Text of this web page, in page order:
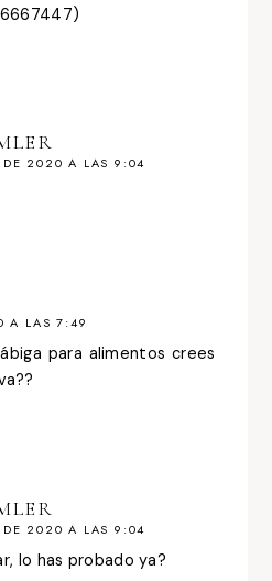
DE 2020 A LAS 9:04
A LAS 7:49
para alimentos crees
DE 2020 A LAS 9:04
lo has probado ya?